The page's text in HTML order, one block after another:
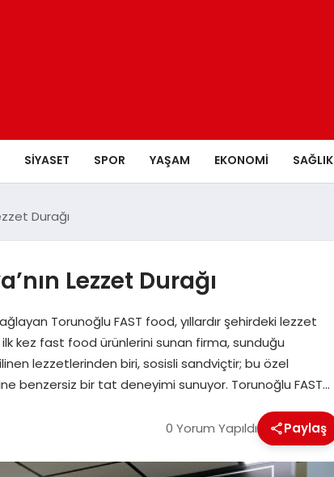
SIYASET SPOR YAŞAM EKONOMI SAĞLIK
Durağı
Lezzet Durağı
Torunoğlu FAST food, yıllardır şehirdeki lezzet
kez fast food ürünlerini sunan firma, sunduğu
lezzetlerinden biri, sosisli sandviçtir; bu özel
benzersiz bir tat deneyimi sunuyor. Torunoğlu FAST…
0 Yorum Yapıldı Paylaş